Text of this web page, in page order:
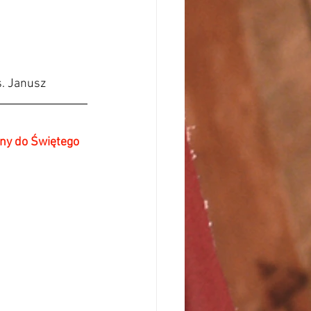
Janusz
do Świętego